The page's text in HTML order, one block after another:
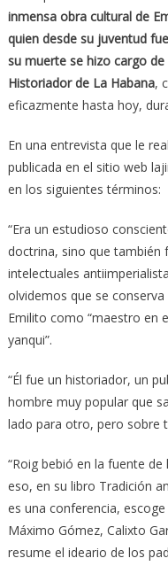
inmensa obra cultural de
quien desde su juventud
su muerte se hizo cargo
Historiador de La Habana,
eficazmente hasta hoy,
En una entrevista que le
publicada en el sitio web
en los siguientes términos:
“Era un estudioso
doctrina, sino que también
intelectuales
olvidemos que se
Emilito como “maestro en
yanqui”.
“Él fue un historiador, un
hombre muy popular que
lado para otro, pero sobre
“Roig bebió en la fuente
eso, en su libro Tradición
es una conferencia,
Máximo Gómez, Calixto
resume el ideario de los